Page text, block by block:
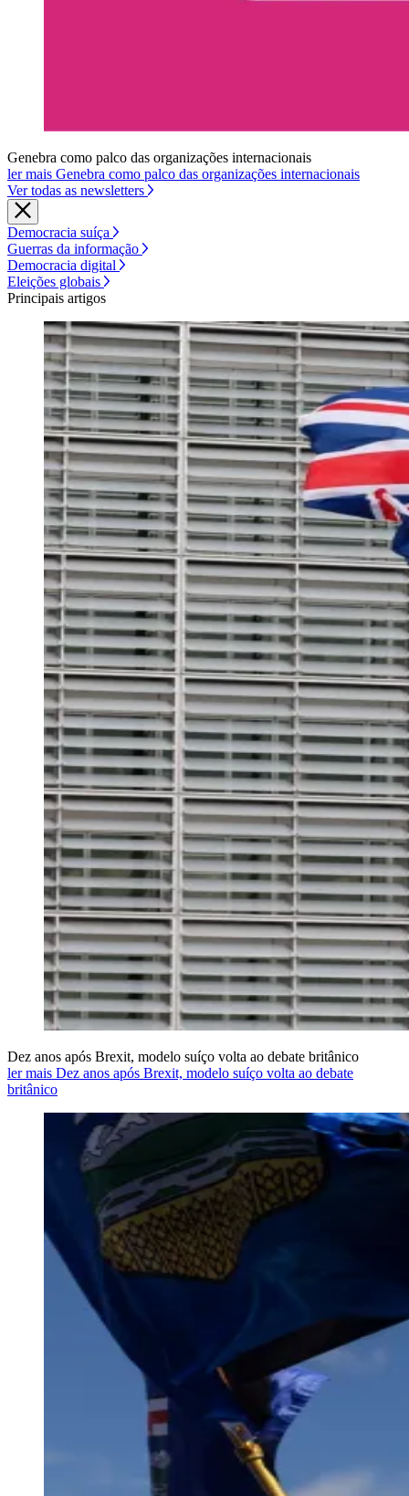
Genebra como palco das organizações internacionais
ler mais Genebra como palco das organizações internacionais
Ver todas as newsletters
Democracia suíça
Guerras da informação
Democracia digital
Eleições globais
Principais artigos
Dez anos após Brexit, modelo suíço volta ao debate britânico
ler mais Dez anos após Brexit, modelo suíço volta ao debate
britânico